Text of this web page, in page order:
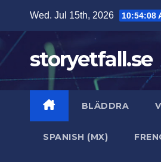
content
Wed. Jul 15th, 2026 10:54:09
storyetfall.se
BLÄDDRA
SPANISH (MX)